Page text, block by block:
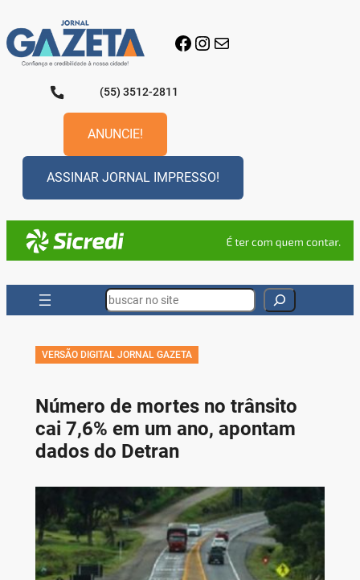
para
o
conteúdo
Facebook
Instagram
E-mail
(55) 3512-2811
ANUNCIE!
ASSINAR JORNAL IMPRESSO!
Search
VERSÃO DIGITAL JORNAL GAZETA
Número de mortes no trânsito
cai 7,6% em um ano, apontam
dados do Detran